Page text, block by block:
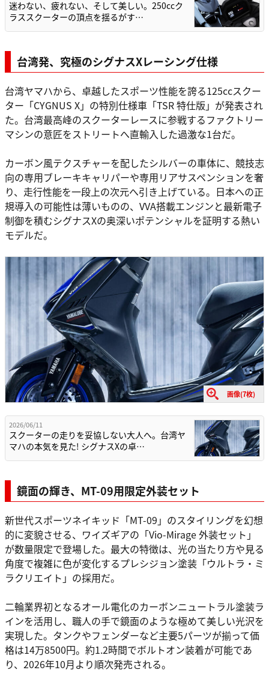
迷わない、疲れない、そして美しい。250ccク
ラススクーターの頂点を揺るがす…
台湾発、究極のシグナスXレーシング仕様
台湾ヤマハから、卓越したスポーツ性能を誇る125ccスクー
ター「CYGNUS X」の特別仕様車「TSR 特仕版」が発表され
た。台湾最高峰のスクーターレースに参戦するファクトリー
マシンの意匠をストリートへ直輸入した過激な1台だ。
カーボン風テクスチャーを配したシルバーの車体に、競技志
向の専用ブレーキキャリパーや専用リアサスペンションを奢
り、走行性能を一段上の次元へ引き上げている。日本への正
規導入の可能性は薄いものの、VVA搭載エンジンと最新電子
制御を積むシグナスXの奥深いポテンシャルを証明する熱い
モデルだ。
画像(7枚)
2026/06/11
スクーターの走りを妥協しない大人へ。台湾ヤ
マハの本気を見た! シグナスXの卓…
鏡面の輝き、MT-09用限定外装セット
新世代スポーツネイキッド「MT-09」のスタイリングを幻想
的に変貌させる、ワイズギアの「Vio-Mirage 外装セット」
が数量限定で登場した。最大の特徴は、光の当たり方や見る
角度で複雑に色が変化するプレシジョン塗装「ウルトラ・ミ
ラクリエイト」の採用だ。
二輪業界初となるオール電化のカーボンニュートラル塗装ラ
インを活用し、職人の手で鏡面のような極めて美しい光沢を
実現した。タンクやフェンダーなど主要5パーツが揃って価
格は14万8500円。約1.2時間でボルトオン装着が可能であ
り、2026年10月より順次発売される。